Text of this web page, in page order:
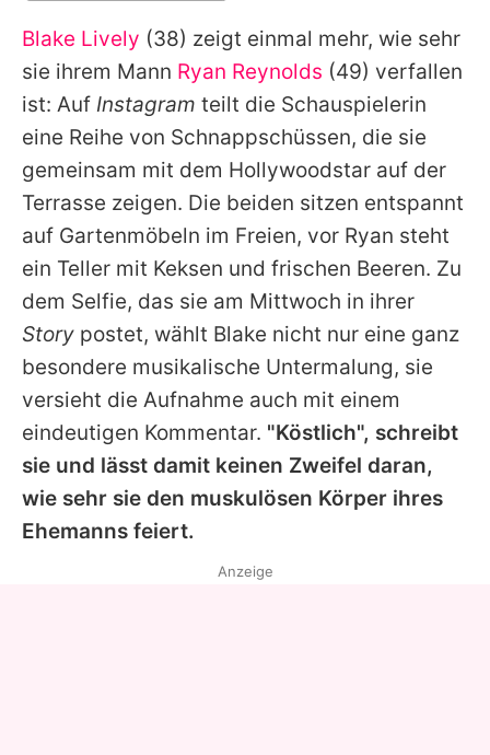
Alle Themen auf Promiflash
Jobs
App runterladen
Team
Redaktionelle Richtlinien
Impressum
Datenschutzerklärung
Utiq verwalten
Blake Lively (38) zeigt einmal mehr, wie sehr
sie ihrem Mann Ryan Reynolds (49) verfallen
ist: Auf Instagram teilt die Schauspielerin
eine Reihe von Schnappschüssen, die sie
gemeinsam mit dem Hollywoodstar auf der
Terrasse zeigen. Die beiden sitzen entspannt
auf Gartenmöbeln im Freien, vor Ryan steht
ein Teller mit Keksen und frischen Beeren. Zu
dem Selfie, das sie am Mittwoch in ihrer
Story postet, wählt Blake nicht nur eine ganz
besondere musikalische Untermalung, sie
versieht die Aufnahme auch mit einem
eindeutigen Kommentar. "Köstlich", schreibt
sie und lässt damit keinen Zweifel daran,
wie sehr sie den muskulösen Körper ihres
Ehemanns feiert.
Anzeige